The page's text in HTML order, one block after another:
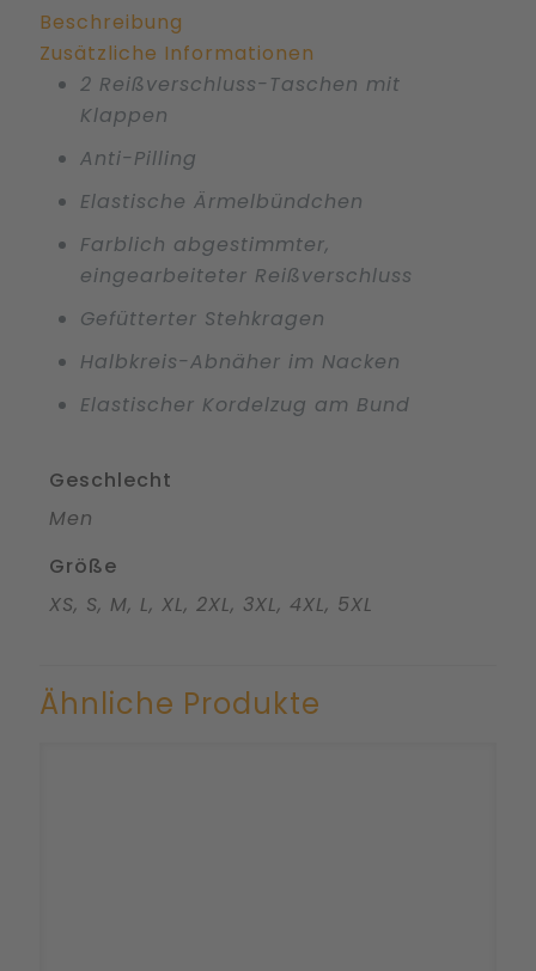
Kowelenzer
Schängelcher
Menge
Beschreibung
Zusätzliche Informationen
2 Reißverschluss-Taschen mit
Klappen
Anti-Pilling
Elastische Ärmelbündchen
Farblich abgestimmter,
eingearbeiteter Reißverschluss
Gefütterter Stehkragen
Halbkreis-Abnäher im Nacken
Elastischer Kordelzug am Bund
Geschlecht
Men
Größe
XS, S, M, L, XL, 2XL, 3XL, 4XL, 5XL
Ähnliche Produkte